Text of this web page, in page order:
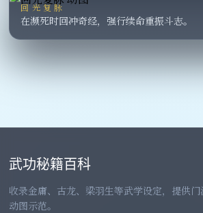
回光复脉
在濒死时回冲奇经，强行续命重振斗志。
武功秘籍百科
收录金庸、古龙、梁羽生等武学设定，提供
动图示范。